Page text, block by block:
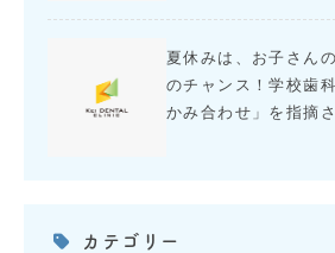
夏休みは、お子さん
のチャンス！学校歯
かみ合わせ」を指摘
カテゴリー